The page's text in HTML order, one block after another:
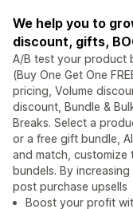
We help you to
discount, gifts,
A/B test your product
(Buy One Get One
pricing, Volume
discount, Bundle &
Breaks. Select a
or a free gift bundle,
and match, customize
bundels. By
post purchase upsells
Boost your profit